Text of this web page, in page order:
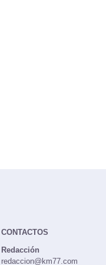
CONTACTOS
Redacción
redaccion@km77.com